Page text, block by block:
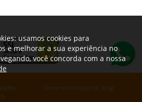
Desenvolvido por A. Jung
usamos cookies para
e melhorar a sua experiência no
você concorda com a nossa